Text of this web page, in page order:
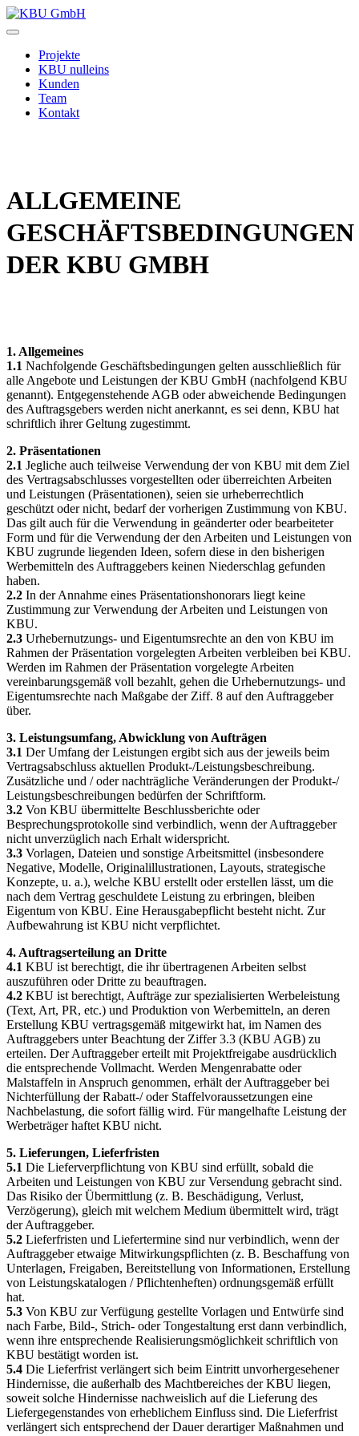
Zum
Inhalt
KBU
Projekte
KBU nulleins
Kunden
Team
Kontakt
ALLGEMEINE
GESCHÄFTSBEDINGUNGEN
DER KBU GMBH
1. Allgemeines
1.1 Nachfolgende Geschäftsbedingungen gelten ausschließlich für
alle Angebote und Leistungen der KBU GmbH (nachfolgend KBU
genannt). Entgegenstehende AGB oder abweichende Bedingungen
des Auftragsgebers werden nicht anerkannt, es sei denn, KBU hat
schriftlich ihrer Geltung zugestimmt.
2. Präsentationen
2.1 Jegliche auch teilweise Verwendung der von KBU mit dem Ziel
des Vertragsabschlusses vorgestellten oder überreichten Arbeiten
und Leistungen (Präsentationen), seien sie urheberrechtlich
geschützt oder nicht, bedarf der vorherigen Zustimmung von KBU.
Das gilt auch für die Verwendung in geänderter oder bearbeiteter
Form und für die Verwendung der den Arbeiten und Leistungen von
KBU zugrunde liegenden Ideen, sofern diese in den bisherigen
Werbemitteln des Auftraggebers keinen Niederschlag gefunden
haben.
2.2 In der Annahme eines Präsentationshonorars liegt keine
Zustimmung zur Verwendung der Arbeiten und Leistungen von
KBU.
2.3 Urhebernutzungs- und Eigentumsrechte an den von KBU im
Rahmen der Präsentation vorgelegten Arbeiten verbleiben bei KBU.
Werden im Rahmen der Präsentation vorgelegte Arbeiten
vereinbarungsgemäß voll bezahlt, gehen die Urhebernutzungs- und
Eigentumsrechte nach Maßgabe der Ziff. 8 auf den Auftraggeber
über.
3. Leistungsumfang, Abwicklung von Aufträgen
3.1 Der Umfang der Leistungen ergibt sich aus der jeweils beim
Vertragsabschluss aktuellen Produkt-/Leistungsbeschreibung.
Zusätzliche und / oder nachträgliche Veränderungen der Produkt-/
Leistungsbeschreibungen bedürfen der Schriftform.
3.2 Von KBU übermittelte Beschlussberichte oder
Besprechungsprotokolle sind verbindlich, wenn der Auftraggeber
nicht unverzüglich nach Erhalt widerspricht.
3.3 Vorlagen, Dateien und sonstige Arbeitsmittel (insbesondere
Negative, Modelle, Originalillustrationen, Layouts, strategische
Konzepte, u. a.), welche KBU erstellt oder erstellen lässt, um die
nach dem Vertrag geschuldete Leistung zu erbringen, bleiben
Eigentum von KBU. Eine Herausgabepflicht besteht nicht. Zur
Aufbewahrung ist KBU nicht verpflichtet.
4. Auftragserteilung an Dritte
4.1 KBU ist berechtigt, die ihr übertragenen Arbeiten selbst
auszuführen oder Dritte zu beauftragen.
4.2 KBU ist berechtigt, Aufträge zur spezialisierten Werbeleistung
(Text, Art, PR, etc.) und Produktion von Werbemitteln, an deren
Erstellung KBU vertragsgemäß mitgewirkt hat, im Namen des
Auftraggebers unter Beachtung der Ziffer 3.3 (KBU AGB) zu
erteilen. Der Auftraggeber erteilt mit Projektfreigabe ausdrücklich
die entsprechende Vollmacht. Werden Mengenrabatte oder
Malstaffeln in Anspruch genommen, erhält der Auftraggeber bei
Nichterfüllung der Rabatt-/ oder Staffelvoraussetzungen eine
Nachbelastung, die sofort fällig wird. Für mangelhafte Leistung der
Werbeträger haftet KBU nicht.
5. Lieferungen, Lieferfristen
5.1 Die Lieferverpflichtung von KBU sind erfüllt, sobald die
Arbeiten und Leistungen von KBU zur Versendung gebracht sind.
Das Risiko der Übermittlung (z. B. Beschädigung, Verlust,
Verzögerung), gleich mit welchem Medium übermittelt wird, trägt
der Auftraggeber.
5.2 Lieferfristen und Liefertermine sind nur verbindlich, wenn der
Auftraggeber etwaige Mitwirkungspflichten (z. B. Beschaffung von
Unterlagen, Freigaben, Bereitstellung von Informationen, Erstellung
von Leistungskatalogen / Pflichtenheften) ordnungsgemäß erfüllt
hat.
5.3 Von KBU zur Verfügung gestellte Vorlagen und Entwürfe sind
nach Farbe, Bild-, Strich- oder Tongestaltung erst dann verbindlich,
wenn ihre entsprechende Realisierungsmöglichkeit schriftlich von
KBU bestätigt worden ist.
5.4 Die Lieferfrist verlängert sich beim Eintritt unvorhergesehener
Hindernisse, die außerhalb des Machtbereiches der KBU liegen,
soweit solche Hindernisse nachweislich auf die Lieferung des
Liefergegenstandes von erheblichem Einfluss sind. Die Lieferfrist
verlängert sich entsprechend der Dauer derartiger Maßnahmen und